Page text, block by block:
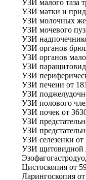
УЗИ малого таза
УЗИ матки и
УЗИ молочных
УЗИ мочевого
УЗИ
УЗИ органов
УЗИ органов
УЗИ
УЗИ
УЗИ печени от
УЗИ
УЗИ полового
УЗИ почек от
УЗИ
УЗИ
УЗИ селезенки от
УЗИ щитовидной
Цистоскопия от
Ларингоскопия от